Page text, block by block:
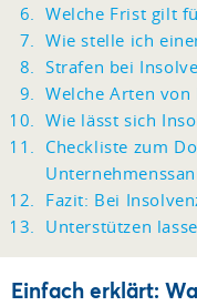
Welche Frist gilt
Wie stelle ich
Strafen bei
Welche Arten von
Wie lässt sich
Checkliste zum
Fazit: Bei
Unterstützen
Einfach erklärt: